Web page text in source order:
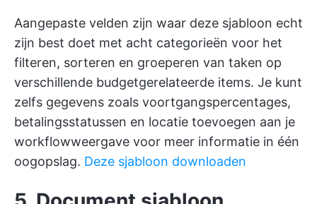
Aangepaste velden zijn waar deze sjabloon echt
zijn best doet met acht categorieën voor het
filteren, sorteren en groeperen van taken op
verschillende budgetgerelateerde items. Je kunt
zelfs gegevens zoals voortgangspercentages,
betalingsstatussen en locatie toevoegen aan je
workflowweergave voor meer informatie in één
oogopslag. Deze sjabloon downloaden